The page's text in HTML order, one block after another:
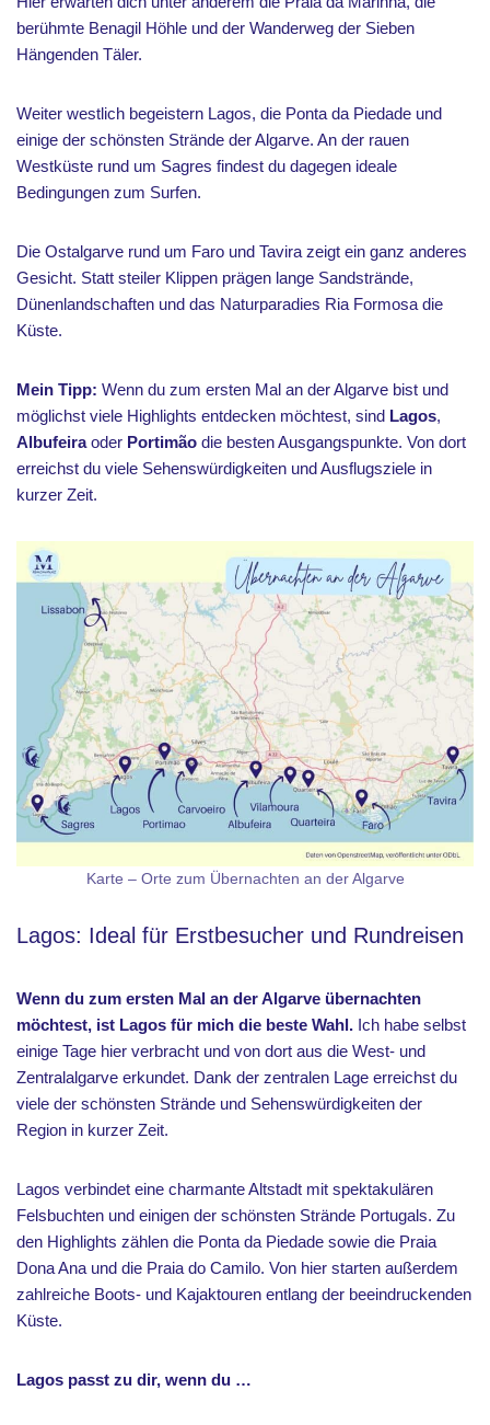
berühmte Benagil Höhle und der Wanderweg der Sieben
Hängenden Täler.
Weiter westlich begeistern Lagos, die Ponta da Piedade und
einige der schönsten Strände der Algarve. An der rauen
Westküste rund um Sagres findest du dagegen ideale
Bedingungen zum Surfen.
Die Ostalgarve rund um Faro und Tavira zeigt ein ganz anderes
Gesicht. Statt steiler Klippen prägen lange Sandstrände,
Dünenlandschaften und das Naturparadies Ria Formosa die
Küste.
Mein Tipp: Wenn du zum ersten Mal an der Algarve bist und
möglichst viele Highlights entdecken möchtest, sind Lagos,
Albufeiraoder Portimão die besten Ausgangspunkte. Von dort
erreichst du viele Sehenswürdigkeiten und Ausflugsziele in
kurzer Zeit.
Karte – Orte zum Übernachten an der Algarve
Lagos: Ideal für Erstbesucher und Rundreisen
Wenn du zum ersten Mal an der Algarve übernachten
möchtest, ist Lagos für mich die beste Wahl. Ich habe selbst
einige Tage hier verbracht und von dort aus die West- und
Zentralalgarve erkundet. Dank der zentralen Lage erreichst du
viele der schönsten Strände und Sehenswürdigkeiten der
Region in kurzer Zeit.
Lagos verbindet eine charmante Altstadt mit spektakulären
Felsbuchten und einigen der schönsten Strände Portugals. Zu
den Highlights zählen die Ponta da Piedade sowie die Praia
Dona Ana und die Praia do Camilo. Von hier starten außerdem
zahlreiche Boots- und Kajaktouren entlang der beeindruckenden
Küste.
Lagos passt zu dir, wenn du …